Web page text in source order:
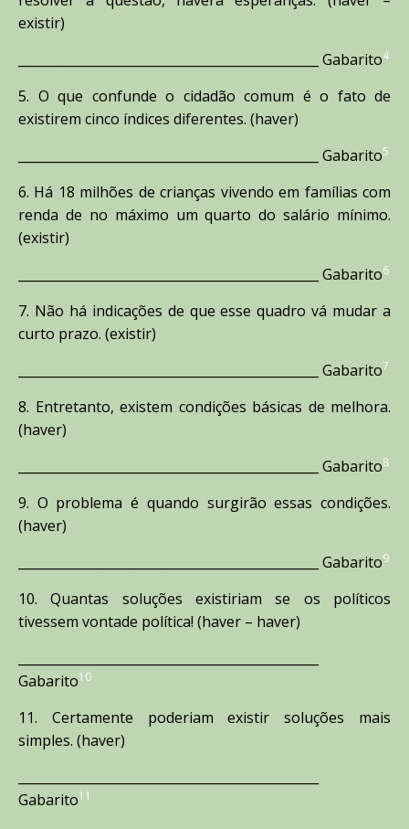
existir)
_______________________________________________ Gabarito4
5. O que confunde o cidadão comum é o fato de
existirem cinco índices diferentes. (haver)
_______________________________________________ Gabarito5
6. Há 18 milhões de crianças vivendo em famílias com
renda de no máximo um quarto do salário mínimo.
(existir)
_______________________________________________ Gabarito6
7. Não há indicações de que esse quadro vá mudar a
curto prazo. (existir)
_______________________________________________ Gabarito7
8. Entretanto, existem condições básicas de melhora.
(haver)
_______________________________________________ Gabarito8
9. O problema é quando surgirão essas condições.
(haver)
_______________________________________________ Gabarito9
10. Quantas soluções existiriam se os políticos
tivessem vontade política! (haver – haver)
Gabarito10
11. Certamente poderiam existir soluções mais
simples. (haver)
Gabarito11